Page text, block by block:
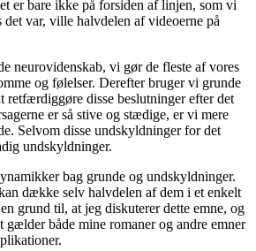
er bare ikke på forsiden af linjen, som vi
var, ville halvdelen af videoerne på
neurovidenskab, vi gør de fleste af vores
og følelser. Derefter bruger vi grunde
retfærdiggøre disse beslutninger efter det
er så stive og stædige, er vi mere
Selvom disse undskyldninger for det
undskyldninger.
bag grunde og undskyldninger.
dække selv halvdelen af dem i et enkelt
grund til, at jeg diskuterer dette emne, og
gælder både mine romaner og andre emner